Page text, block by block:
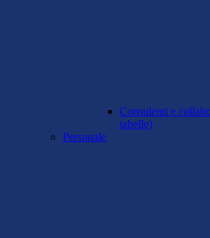
Consulenti e
tabelle)
Personale